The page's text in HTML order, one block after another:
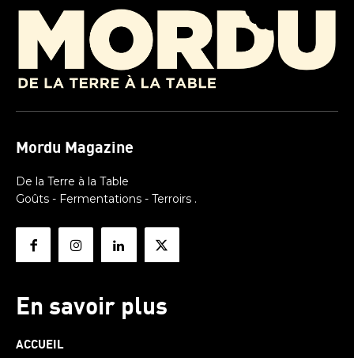
Mordu Magazine
De la Terre à la Table
Goûts - Fermentations - Terroirs .
En savoir plus
ACCUEIL